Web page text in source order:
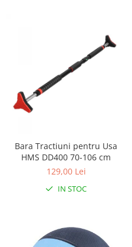
Bara Tractiuni pentru Usa
HMS DD400 70-106 cm
129,00 Lei
IN STOC